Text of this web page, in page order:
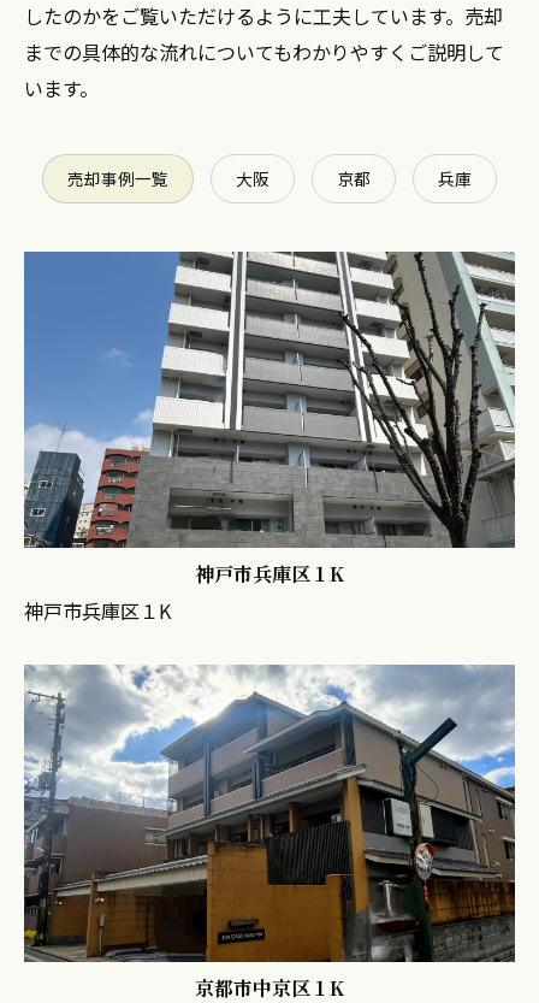
したのかをご覧いただけるように工夫しています。売却
までの具体的な流れについてもわかりやすくご説明して
います。
売却事例一覧 大阪 京都 兵庫
神戸市兵庫区１K
神戸市兵庫区１K
京都市中京区１K